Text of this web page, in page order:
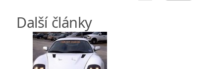
Další články